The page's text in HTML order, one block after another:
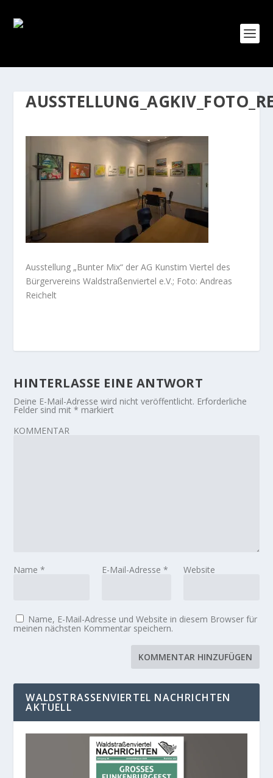
Ausstellung „Bunter Mix“ der AG Kunstim Viertel des
Bürgervereins Waldstraßenviertel e.V.; Foto: Andreas
Reichelt
HINTERLASSE EINE ANTWORT
Deine E-Mail-Adresse wird nicht veröffentlicht. Erforderliche
Felder sind mit* markiert
KOMMENTAR
Name* E-Mail-Adresse * Website
Name, E-Mail-Adresse und Website in diesem Browser für
meinen nächsten Kommentar speichern.
WALDSTRASSENVIERTEL NACHRICHTEN A
KTUELL